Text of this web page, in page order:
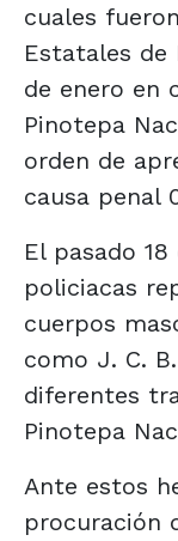
cuales
Estatales de
de enero en
Pinotepa
orden de
causa penal
El pasado
policiacas
cuerpos
como J. C.
diferentes
Pinotepa
Ante estos
procuración